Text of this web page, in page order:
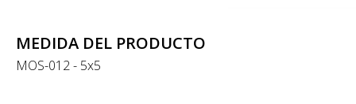
MEDIDA DEL PRODUCTO
MOS-012 - 5x5